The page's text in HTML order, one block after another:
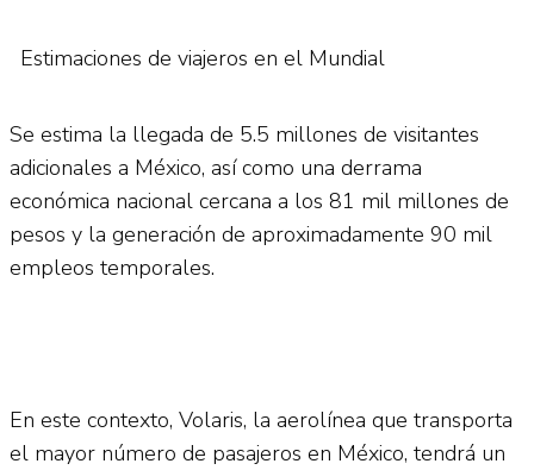
Estimaciones de viajeros en el Mundial
Se estima la llegada de 5.5 millones de visitantes
adicionales a México, así como una derrama
económica nacional cercana a los 81 mil millones de
pesos y la generación de aproximadamente 90 mil
empleos temporales.
En este contexto, Volaris, la aerolínea que transporta
el mayor número de pasajeros en México, tendrá un